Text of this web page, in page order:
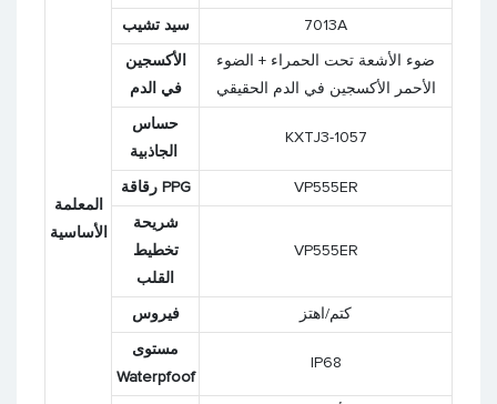
المعلمة
الأساسية
سيد تشيب 7013A
الأكسجين
في الدم
ضوء الأشعة تحت الحمراء + الضوء
الأحمر الأكسجين في الدم الحقيقي
حساس
KXTJ3-1057
رقاقة PPG VP555ER
شريحة
تخطيط
القلب
VP555ER
فيروس كتم/اهتز
مستوى
Waterpfoof
IP68